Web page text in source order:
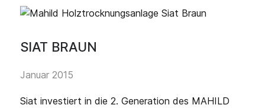
SIAT BRAUN
Januar 2015
Siat investiert in die 2. Generation des MAHILD